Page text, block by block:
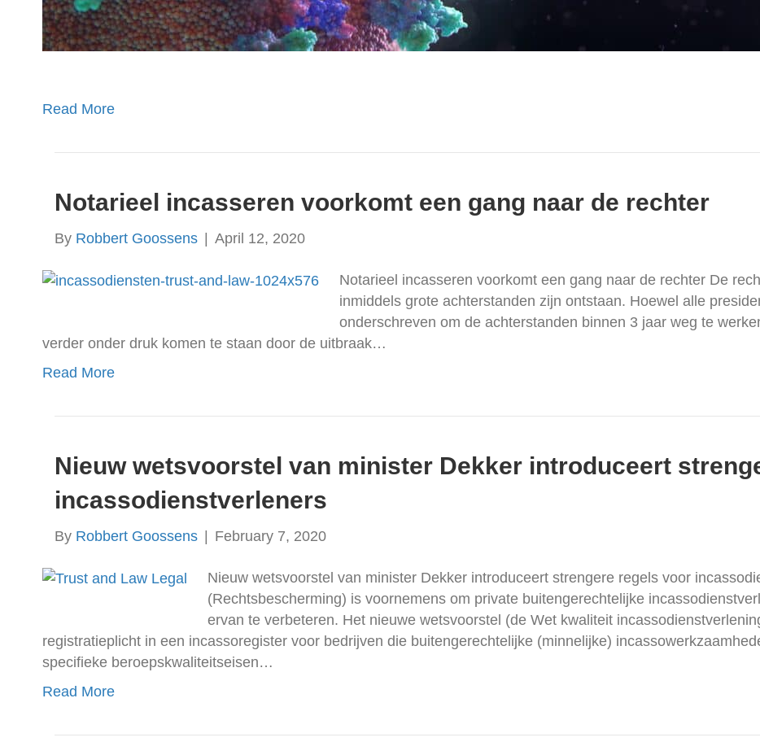
Read More
Notarieel incasseren voorkomt een gang naar de rechter
By Robbert Goossens April 12, 2020
Notarieel incasseren voorkomt een gang naar de rechter De
inmiddels grote achterstanden zijn ontstaan. Hoewel alle
onderschreven om de achterstanden binnen 3 jaar weg te
verder onder druk komen te staan door de uitbraak…
Read More
Nieuw wetsvoorstel van minister Dekker introduceert
incassodienstverleners
By Robbert Goossens February 7, 2020
Nieuw wetsvoorstel van minister Dekker introduceert strengere regels voor
(Rechtsbescherming) is voornemens om private buitengerechtelijke
ervan te verbeteren. Het nieuwe wetsvoorstel (de Wet kwaliteit
registratieplicht in een incassoregister voor bedrijven die buitengerechtelijke (minnelijke)
specifieke beroepskwaliteitseisen…
Read More